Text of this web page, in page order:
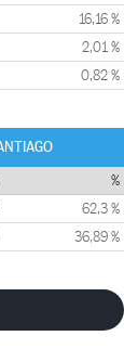
16,16 %
2,01 %
0,82 %
%
62,3 %
36,89 %